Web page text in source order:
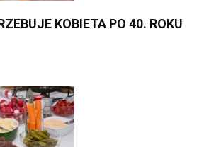
KOBIETA PO 40. ROKU